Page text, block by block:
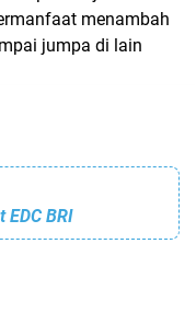
menambah
jumpa di lain
EDC BRI